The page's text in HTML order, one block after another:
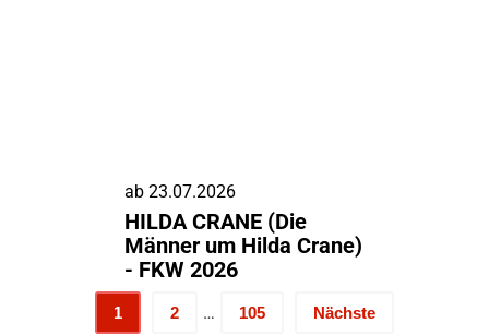
ab 23.07.2026
HILDA CRANE (Die
Männer um Hilda Crane)
- FKW 2026
1 2 … 105 Nächste